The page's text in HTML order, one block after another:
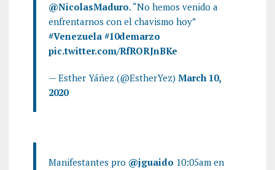
@NicolasMaduro. “No hemos venido a
enfrentarnos con el chavismo hoy”
#Venezuela #10demarzo
pic.twitter.com/RfRORJnBKe
— Esther Yáñez (@EstherYez) March 10,
2020
Manifestantes pro @jguaido 10:05am en